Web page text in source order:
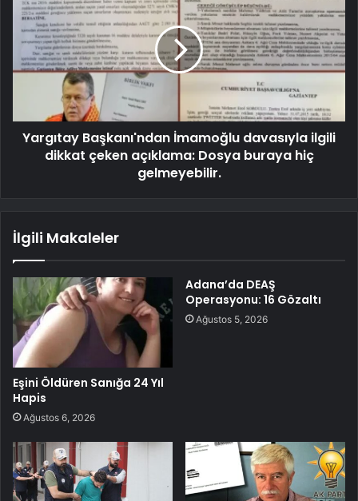
Yargıtay Başkanı'ndan İmamoğlu davasıyla ilgili
dikkat çeken açıklama: Dosya buraya hiç
gelmeyebilir.
İlgili Makaleler
Eşini Öldüren Sanığa 24 Yıl
Hapis
Ağustos 6, 2026
Adana’da DEAŞ
Operasyonu: 16 Gözaltı
Ağustos 5, 2026